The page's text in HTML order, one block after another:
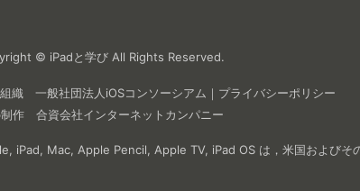
© iPadと学び All Rights Reserved.
織 一般社団法人iOSコンソーシアム ｜ プライバシーポリシー
制作 合資会社インターネットカンパニー
iPad, Mac, Apple Pencil, Apple TV, iPad OS は，米国およびそ